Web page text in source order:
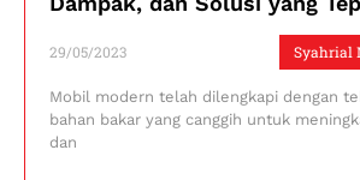
Syahrial
29/05/2023
Mobil modern telah dilengkapi dengan
bahan bakar yang canggih untuk
dan